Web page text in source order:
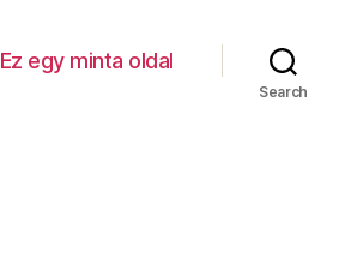
Ez egy minta oldal
Search